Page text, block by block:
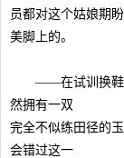
员都对这个姑娘期
美脚上的。
——在试训换鞋的
然拥有一双
完全不似练田径的
会错过这一